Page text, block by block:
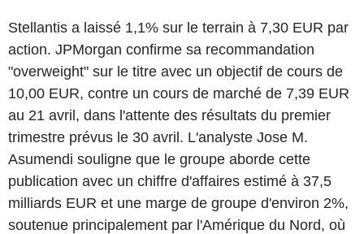
Stellantis a laissé 1,1% sur le terrain à 7,30 EUR par
action. JPMorgan confirme sa recommandation
"overweight" sur le titre avec un objectif de cours de
10,00 EUR, contre un cours de marché de 7,39 EUR
au 21 avril, dans l'attente des résultats du premier
trimestre prévus le 30 avril. L'analyste Jose M.
Asumendi souligne que le groupe aborde cette
publication avec un chiffre d'affaires estimé à 37,5
milliards EUR et une marge de groupe d'environ 2%,
soutenue principalement par l'Amérique du Nord, où